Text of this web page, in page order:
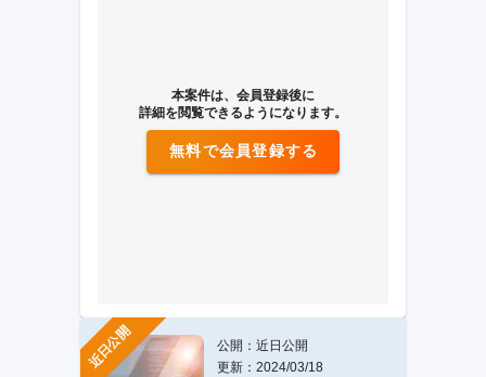
本案件は、会員登録後に
詳細を閲覧できるようになります。
無料で会員登録する
近日公開
公開：近日公開
更新：2024/03/18